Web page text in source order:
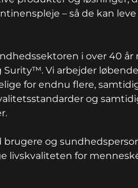
– så de kan
i over 40 år
Vi arbejder
for endnu flere,
og
og
livskvaliteten for